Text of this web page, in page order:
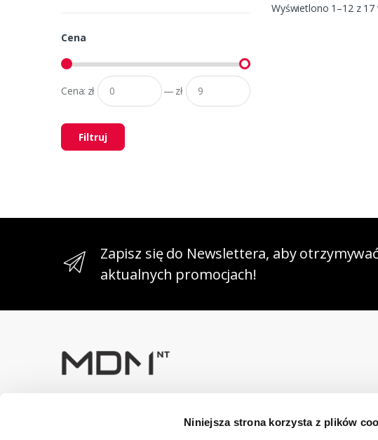
Niniejsza strona korzysta z plików
Cena
Cena: zł — zł
Filtruj
Wyświetlono 1–12 z 17
Zapisz się do Newslettera, aby
aktualnych promocjach!